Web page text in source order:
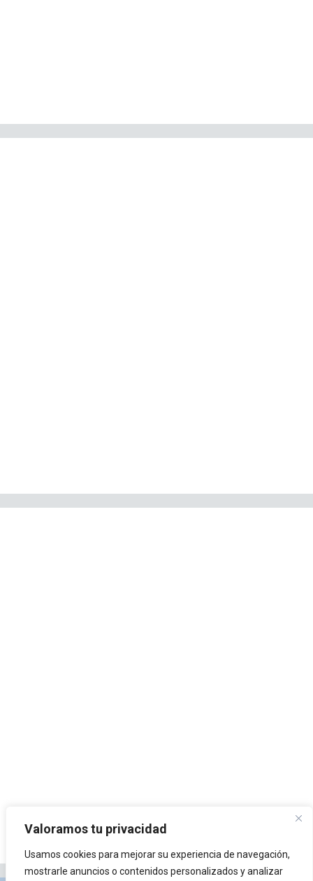
Valoramos tu privacidad
Usamos cookies para mejorar su experiencia de navegación,
mostrarle anuncios o contenidos personalizados y analizar